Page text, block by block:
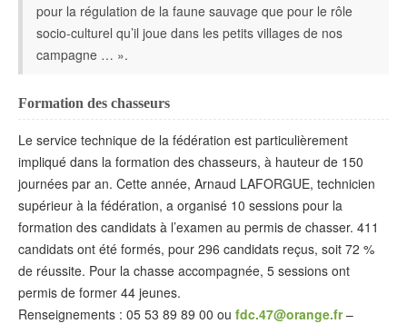
pour la régulation de la faune sauvage que pour le rôle
socio-culturel qu’il joue dans les petits villages de nos
campagne … ».
Formation des chasseurs
Le service technique de la fédération est particulièrement
impliqué dans la formation des chasseurs, à hauteur de 150
journées par an. Cette année, Arnaud LAFORGUE, technicien
supérieur à la fédération, a organisé 10 sessions pour la
formation des candidats à l’examen au permis de chasser. 411
candidats ont été formés, pour 296 candidats reçus, soit 72 %
de réussite. Pour la chasse accompagnée, 5 sessions ont
permis de former 44 jeunes.
Renseignements : 05 53 89 89 00 ou fdc.47@orange.fr–